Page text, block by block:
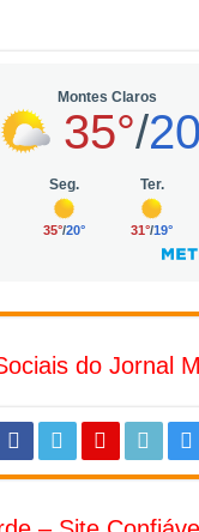
Vila Olímpia, em São
mil no digital
eólica e hidrogênio
do Jornal